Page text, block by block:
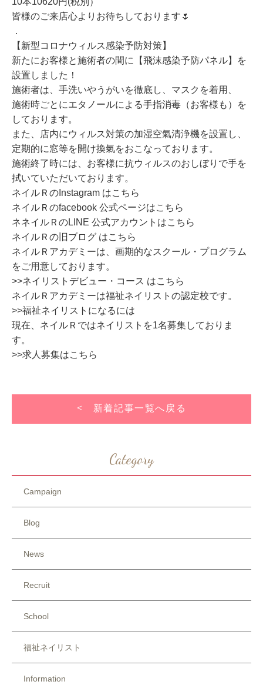
皆様のご来店心よりお待ちしております🌷
．
【新型コロナウィルス感染予防対策】
新たにお客様と施術者の間に【飛沫感染予防パネル】を
設置しました！
施術者は、手洗いやうがいを徹底し、マスクを着用、
施術時ごとにエタノールによる手指消毒（お客様も）を
しております。
また、店内にウィルス対策の加湿空氣清浄機を設置し、
定期的に窓等を開け換氣をおこなっております。
施術終了時には、お客様に抗ウィルスのおしぼりで手を
拭いていただいております。
ネイルＲのInstagram はこちら
ネイルＲのfacebook 公式ページはこちら
ネネイルＲのLINE 公式アカウントはこちら
ネイルＲの旧ブログ はこちら
ネイルＲアカデミーは、画期的なスクール・プログラム
をご用意しております。
>>ネイリストデビュー・コース はこちら
ネイルＲアカデミーは福祉ネイリストの認定校です。
>>福祉ネイリストになるには
現在、ネイルＲではネイリストを1名募集しておりま
す。
>>求人募集はこちら
< 新着記事一覧へ戻る
Category
Campaign
Blog
News
Recruit
School
福祉ネイリスト
Information